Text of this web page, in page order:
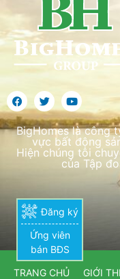
Đăng ký
Ứng viên
bán BĐS
BigHomes là công
vực bất động
Hiện chúng tôi
của Tập
TRANG CHỦ GIỚI